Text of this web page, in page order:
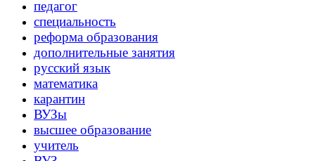
педагог
специальность
реформа образования
дополнительные занятия
русский язык
математика
карантин
ВУЗы
высшее образование
учитель